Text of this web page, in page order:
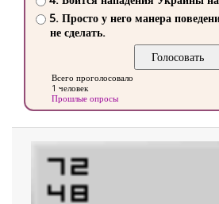
5. Просто у него манера
не сделать.
Всего проголосовало
1 человек
Прошлые опросы